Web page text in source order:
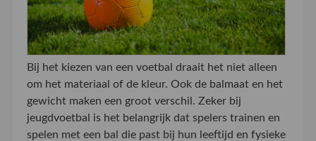
Bij het kiezen van een voetbal draait het niet alleen
om het materiaal of de kleur. Ook de balmaat en het
gewicht maken een groot verschil. Zeker bij
jeugdvoetbal is het belangrijk dat spelers trainen en
spelen met een bal die past bij hun leeftijd en fysieke